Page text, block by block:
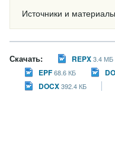
Источники и
Скачать: REPX3.4 МБ
EPF68.6 КБ
DOCX392.4 КБ